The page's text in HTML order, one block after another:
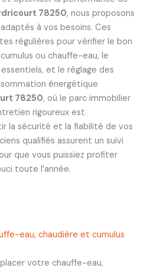
78250, nous proposons
à vos besoins. Ces
régulières pour vérifier le bon
ou chauffe-eau, le
et le réglage des
énergétique
78250, où le parc immobilier
rigoureux est
la sécurité et la fiabilité de vos
qualifiés assurent un suivi
que vous puissiez profiter
toute l’année.
eau, chaudière et cumulus
votre chauffe-eau,